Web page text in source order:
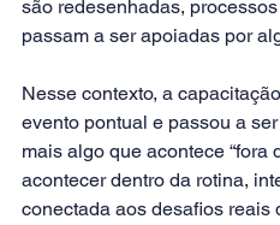
são redesenhadas,
passam a ser apoiadas por
Nesse contexto, a
evento pontual e passou a
mais algo que acontece “fora
acontecer dentro da rotina,
conectada aos desafios reais